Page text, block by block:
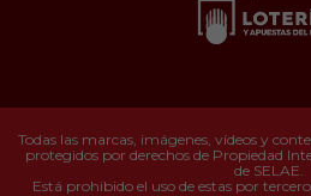
Todas las marcas, imágenes, vídeos y
protegidos por derechos de Propiedad
de SELAE.
Está prohibido el uso de estas por